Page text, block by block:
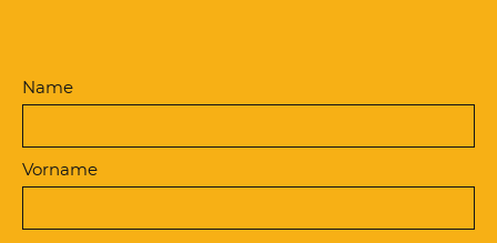
verwendet
Inhalte und
Name
Vorname